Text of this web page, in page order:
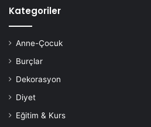
Kategoriler
Anne-Çocuk
Burçlar
Dekorasyon
Diyet
Eğitim & Kurs